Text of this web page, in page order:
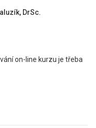
DrSc.
on-line kurzu je třeba